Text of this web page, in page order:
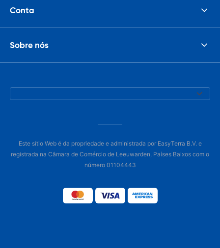
Conta
Sobre nós
Este sítio Web é da propriedade e administrada por EasyTerra B.V. e
registrada na Câmara de Comércio de Leeuwarden, Países Baixos com o
número 01104443